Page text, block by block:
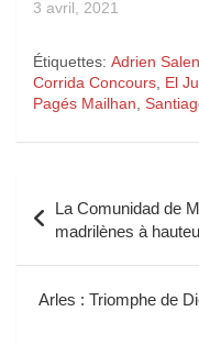
3 avril, 2021
Étiquettes: Adrien
Corrida Concours, El
Pagés Mailhan,
de
l’article
La Comunidad de
madrilènes à
Arles : Triomphe de